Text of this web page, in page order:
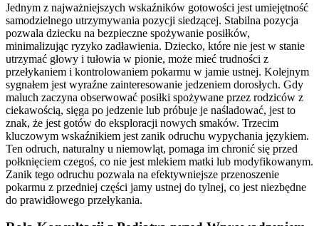
Jednym z najważniejszych wskaźników gotowości jest umiejętność
samodzielnego utrzymywania pozycji siedzącej. Stabilna pozycja
pozwala dziecku na bezpieczne spożywanie posiłków,
minimalizując ryzyko zadławienia. Dziecko, które nie jest w stanie
utrzymać głowy i tułowia w pionie, może mieć trudności z
przełykaniem i kontrolowaniem pokarmu w jamie ustnej. Kolejnym
sygnałem jest wyraźne zainteresowanie jedzeniem dorosłych. Gdy
maluch zaczyna obserwować posiłki spożywane przez rodziców z
ciekawością, sięga po jedzenie lub próbuje je naśladować, jest to
znak, że jest gotów do eksploracji nowych smaków. Trzecim
kluczowym wskaźnikiem jest zanik odruchu wypychania językiem.
Ten odruch, naturalny u niemowląt, pomaga im chronić się przed
połknięciem czegoś, co nie jest mlekiem matki lub modyfikowanym.
Zanik tego odruchu pozwala na efektywniejsze przenoszenie
pokarmu z przedniej części jamy ustnej do tylnej, co jest niezbędne
do prawidłowego przełykania.